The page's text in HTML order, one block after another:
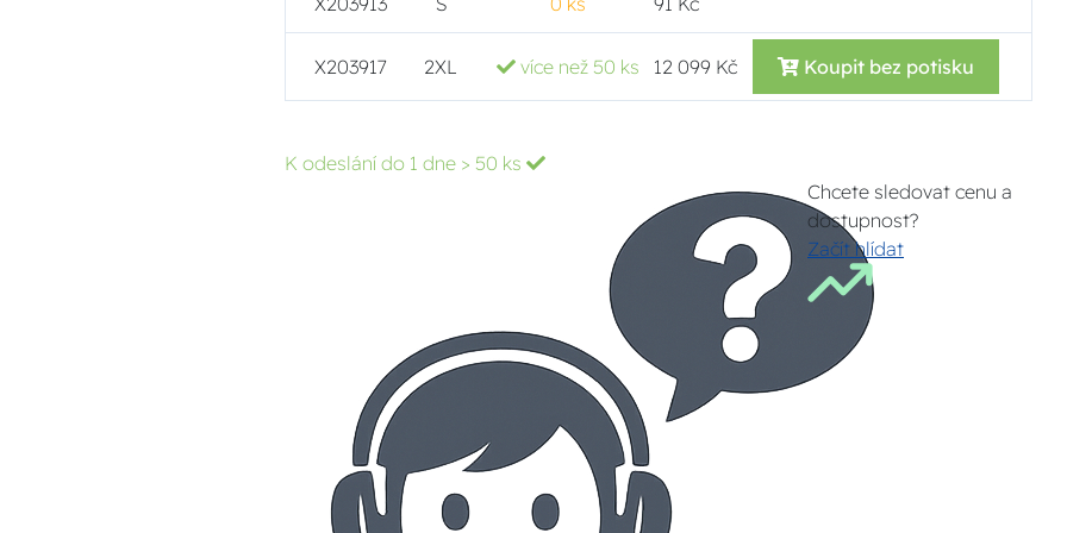
X203917 2XL více než 50 ks 12 099 Kč Koupit bez potisku
K odeslání do 1 dne > 50 ks
Chcete sledovat cenu a
dostupnost?
Začít hlídat